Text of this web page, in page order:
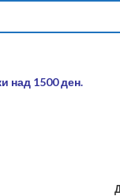
над 1500 ден.